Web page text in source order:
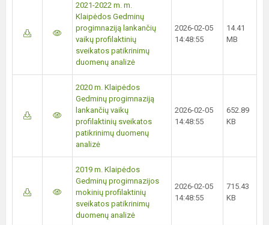
2021-2022 m. m.
Klaipėdos Gedminų
progimnaziją lankančių
vaikų profilaktinių
sveikatos patikrinimų
duomenų analizė
2026-02-05
14:48:55
14.41
MB
2020 m. Klaipėdos
Gedminų progimnaziją
lankančių vaikų
profilaktinių sveikatos
patikrinimų duomenų
analizė
2026-02-05
14:48:55
652.89
KB
2019 m. Klaipėdos
Gedminų progimnazijos
mokinių profilaktinių
sveikatos patikrinimų
duomenų analizė
2026-02-05
14:48:55
715.43
KB